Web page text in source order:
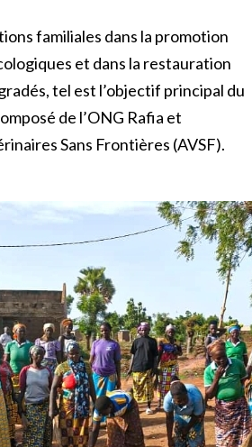
familiales dans la promotion
et dans la restauration
tel est l’objectif principal du
de l’ONG Rafia et
Sans Frontières (AVSF).